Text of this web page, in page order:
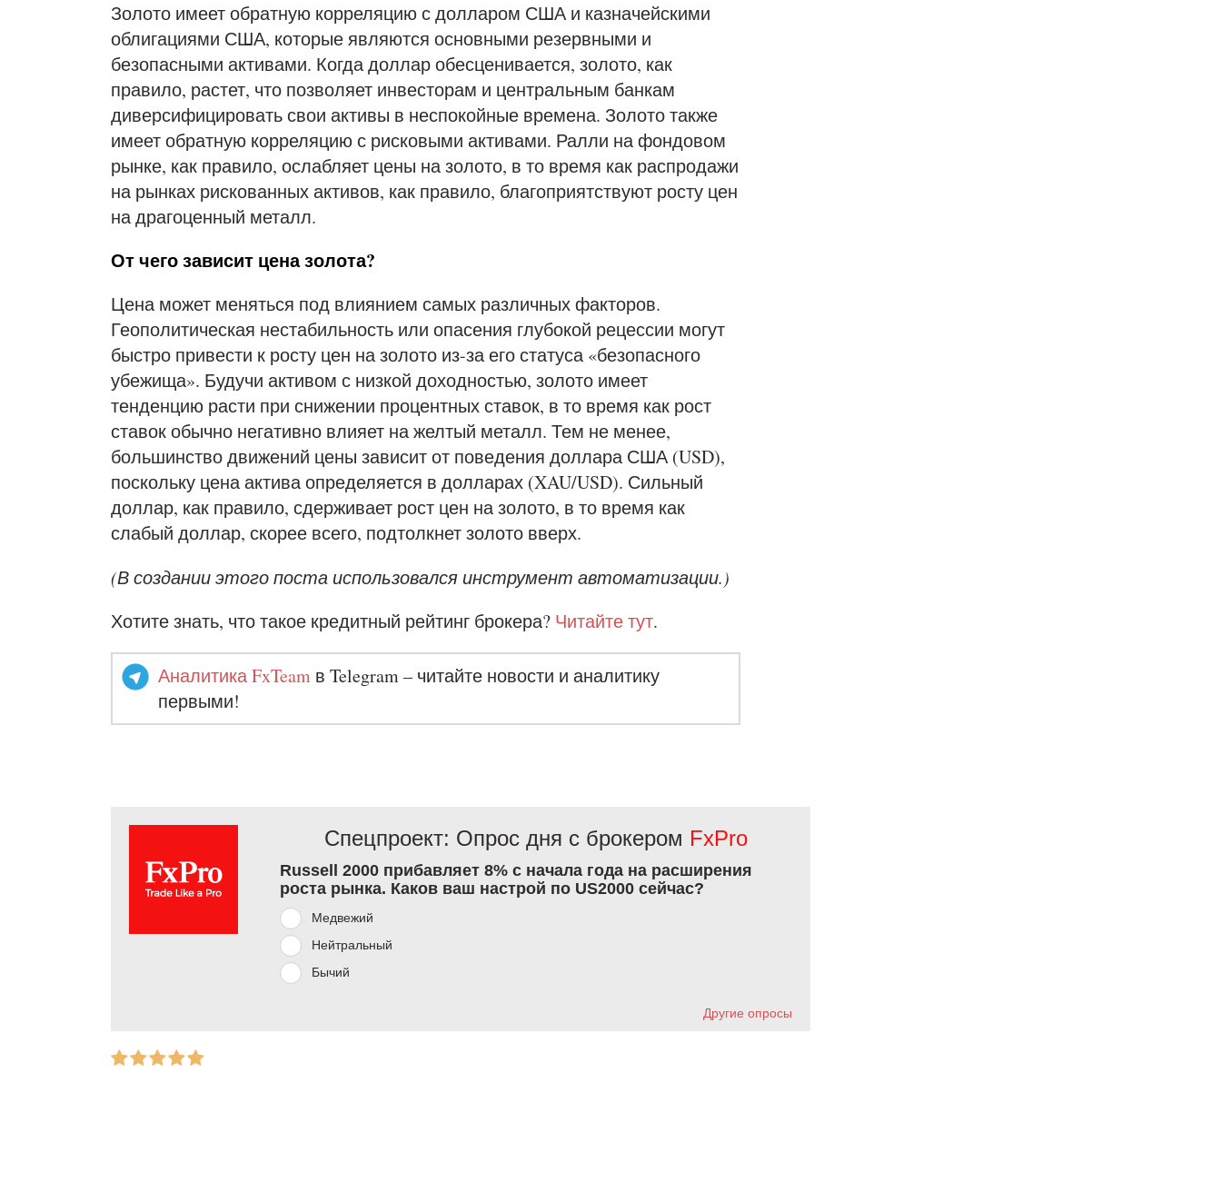
Золото имеет обратную корреляцию с долларом США и казначейскими
облигациями США, которые являются основными резервными и
безопасными активами. Когда доллар обесценивается, золото, как
правило, растет, что позволяет инвесторам и центральным банкам
диверсифицировать свои активы в неспокойные времена. Золото также
имеет обратную корреляцию с рисковыми активами. Ралли на фондовом
рынке, как правило, ослабляет цены на золото, в то время как распродажи
на рынках рискованных активов, как правило, благоприятствуют росту цен
на драгоценный металл.
От чего зависит цена золота?
Цена может меняться под влиянием самых различных факторов.
Геополитическая нестабильность или опасения глубокой рецессии могут
быстро привести к росту цен на золото из-за его статуса «безопасного
убежища». Будучи активом с низкой доходностью, золото имеет
тенденцию расти при снижении процентных ставок, в то время как рост
ставок обычно негативно влияет на желтый металл. Тем не менее,
большинство движений цены зависит от поведения доллара США (USD),
поскольку цена актива определяется в долларах (XAU/USD). Сильный
доллар, как правило, сдерживает рост цен на золото, в то время как
слабый доллар, скорее всего, подтолкнет золото вверх.
(В создании этого поста использовался инструмент автоматизации.)
Хотите знать, что такое кредитный рейтинг брокера? Читайте тут.
Аналитика FxTeam в Telegram – читайте новости и аналитику
первыми!
Спецпроект: Опрос дня с брокером FxPro
Russell 2000 прибавляет 8% с начала года на расширения
роста рынка. Каков ваш настрой по US2000 сейчас?
Медвежий
Нейтральный
Бычий
Другие опросы